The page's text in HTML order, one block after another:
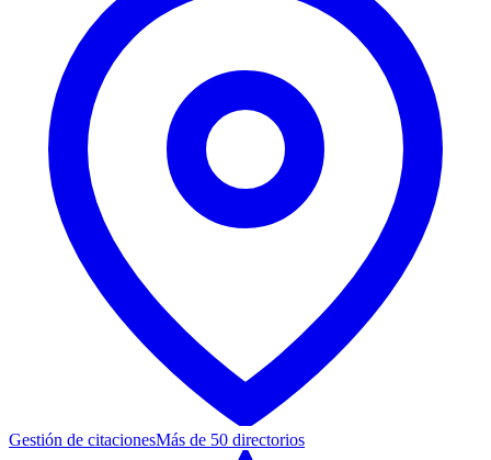
Gestión de citacionesMás de 50 directorios